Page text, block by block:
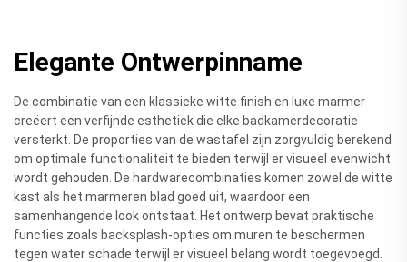
Elegante Ontwerpinname
De combinatie van een klassieke witte finish en luxe marmer
creëert een verfijnde esthetiek die elke badkamerdecoratie
versterkt. De proporties van de wastafel zijn zorgvuldig berekend
om optimale functionaliteit te bieden terwijl er visueel evenwicht
wordt gehouden. De hardwarecombinaties komen zowel de witte
kast als het marmeren blad goed uit, waardoor een
samenhangende look ontstaat. Het ontwerp bevat praktische
functies zoals backsplash-opties om muren te beschermen
tegen water schade terwijl er visueel belang wordt toegevoegd.